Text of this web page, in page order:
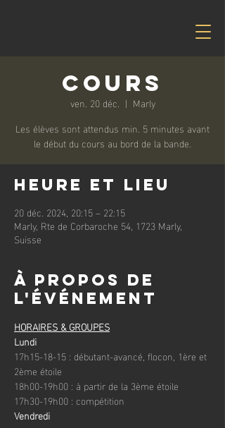
Cours
ven. 20 déc.
  |
Marly
Les élèves sont attendus min. 5 minutes avant
le début du cours au bord de la bande.
Heure et lieu
20 déc. 2024, 20:15 – 22:15
Marly, Rte de Corbaroche 54, 1723 Marly,
Suisse
À propos de
l'événement
HORAIRES & GROUPES
Lundi
17h15-18-15 : débutant-avancé, flocon, 1ère et
2ème étoile
18h00-19h00 : à partir de la 3ème étoile
17h30-19h00 : compétition
Vendredi